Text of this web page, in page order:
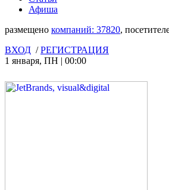
Афиша
размещено компаний: 37820,
ВХОД /РЕГИСТРАЦИЯ
1 января, ПН | 00:00